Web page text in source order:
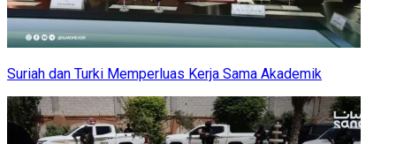
Suriah dan Turki Memperluas Kerja Sama Akademik